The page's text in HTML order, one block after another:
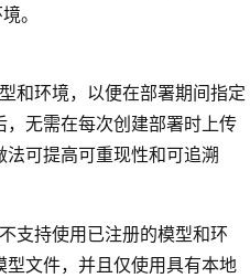
。
和环境，以便在部署期间指定
无需在每次创建部署时上传
可提高可重现性和可追溯
支持使用已注册的模型和环
文件，并且仅使用具有本地